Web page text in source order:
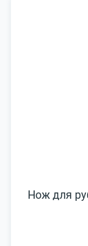
Нож для